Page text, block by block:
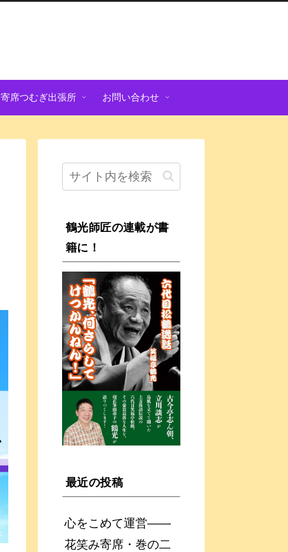
寄席つむぎ出張所 お問い合わせ
鶴光師匠の連載が書
籍に！
最近の投稿
心をこめて運営――
花笑み寄席・巻の二